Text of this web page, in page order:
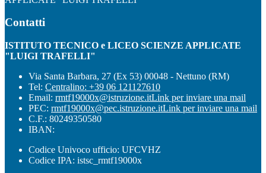
Contatti
ISTITUTO TECNICO e LICEO SCIENZE APPLICATE
"LUIGI TRAFELLI"
Via Santa Barbara, 27 (Ex 53) 00048 - Nettuno (RM)
Tel: Centralino: +39 06 121127610
Email: rmtf19000x@istruzione.itLink per inviare una mail
PEC: rmtf19000x@pec.istruzione.itLink per inviare una mail
C.F.: 80249350580
IBAN:
Codice Univoco ufficio: UFCVHZ
Codice IPA: istsc_rmtf19000x